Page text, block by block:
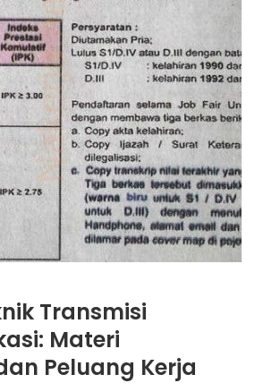
Transmisi
Materi
Peluang Kerja